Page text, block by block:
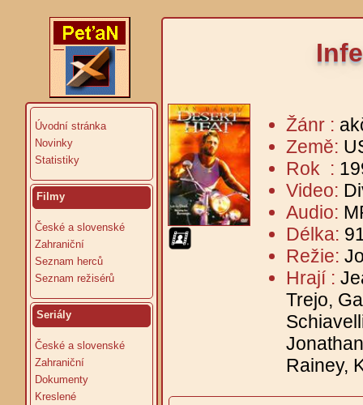
Úvodní stránka
Novinky
Statistiky
Filmy
České a slovenské
Zahraniční
Seznam herců
Seznam režisérů
Seriály
České a slovenské
Zahraniční
Dokumenty
Kreslené
Žánr :
Země:
Rok :
Video:
Audio:
Délka:
Režie:
Hrají :
Trejo,
Rainey,